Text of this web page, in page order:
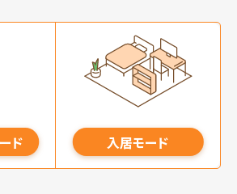
ド 入居モード